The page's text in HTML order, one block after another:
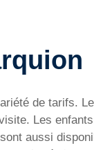
de tarifs.
Les
aussi